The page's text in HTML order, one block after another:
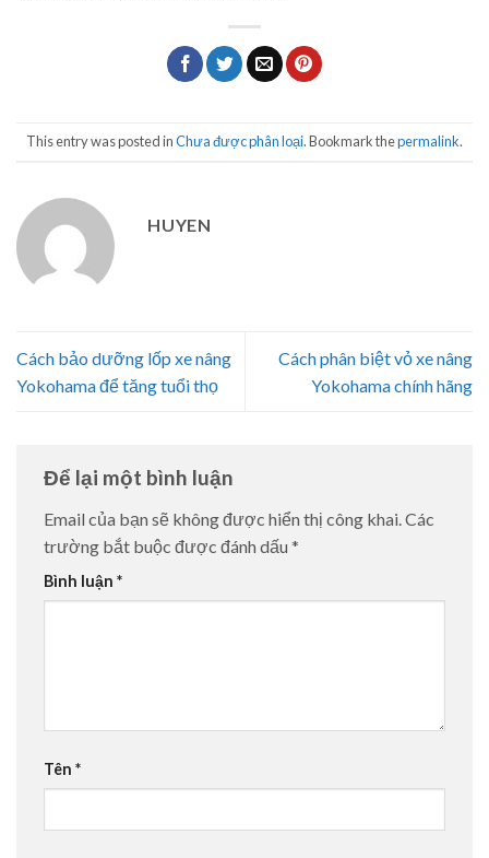
This entry was posted inChưa được phân loại. Bookmark thepermalink.
HUYEN
Cách bảo dưỡng lốp xe nâng
Yokohama để tăng tuổi thọ
Cách phân biệt vỏ xe nâng
Yokohama chính hãng
Để lại một bình luận
Email của bạn sẽ không được hiển thị công khai.Các
trường bắt buộc được đánh dấu *
Bình luận *
Tên *